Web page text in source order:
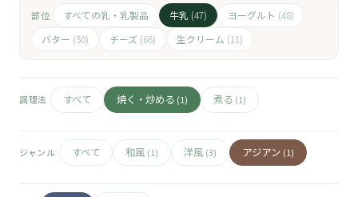
🥚
部位 すべての乳・乳製品 牛乳 (47) ヨーグルト (48)
バター (50) チーズ (66) 生クリーム (11)
調理法 すべて 焼く・炒める (1) 煮る (1)
ジャンル すべて 和風 (1) 洋風 (3) アジアン (1)